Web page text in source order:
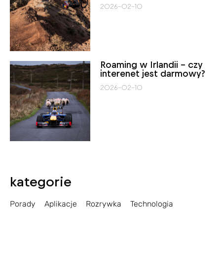
2026-02-10
Roaming w Irlandii – czy
interenet jest darmowy?
2026-02-10
kategorie
Porady Aplikacje Rozrywka Technologia